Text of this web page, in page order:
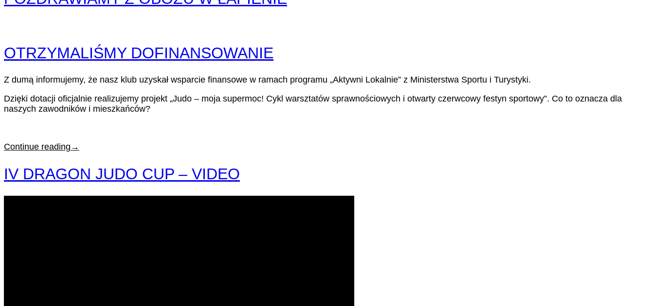
OTRZYMALIŚMY DOFINANSOWANIE
Z dumą informujemy, że nasz klub uzyskał wsparcie finansowe w ramach programu „Aktywni Lokalnie” z Ministerstwa Sportu i Turystyki.
Dzięki dotacji oficjalnie realizujemy projekt „Judo – moja supermoc! Cykl warsztatów sprawnościowych i otwarty czerwcowy festyn sportowy”. Co to oznacza dla
naszych zawodników i mieszkańców?
Continue reading →
IV DRAGON JUDO CUP – VIDEO